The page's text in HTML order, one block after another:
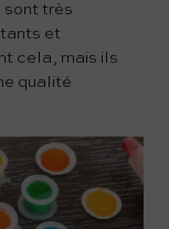
sont très
et
cela, mais ils
qualité